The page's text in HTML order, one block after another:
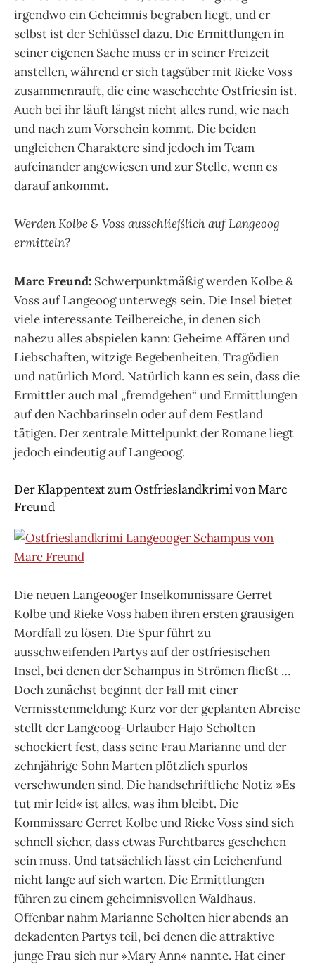
irgendwo ein Geheimnis begraben liegt, und er
selbst ist der Schlüssel dazu. Die Ermittlungen in
seiner eigenen Sache muss er in seiner Freizeit
anstellen, während er sich tagsüber mit Rieke Voss
zusammenrauft, die eine waschechte Ostfriesin ist.
Auch bei ihr läuft längst nicht alles rund, wie nach
und nach zum Vorschein kommt. Die beiden
ungleichen Charaktere sind jedoch im Team
aufeinander angewiesen und zur Stelle, wenn es
darauf ankommt.
Werden Kolbe & Voss ausschließlich auf Langeoog
ermitteln?
Marc Freund: Schwerpunktmäßig werden Kolbe &
Voss auf Langeoog unterwegs sein. Die Insel bietet
viele interessante Teilbereiche, in denen sich
nahezu alles abspielen kann: Geheime Affären und
Liebschaften, witzige Begebenheiten, Tragödien
und natürlich Mord. Natürlich kann es sein, dass die
Ermittler auch mal „fremdgehen“ und Ermittlungen
auf den Nachbarinseln oder auf dem Festland
tätigen. Der zentrale Mittelpunkt der Romane liegt
jedoch eindeutig auf Langeoog.
Der Klappentext zum Ostfrieslandkrimi von Marc
Freund
Die neuen Langeooger Inselkommissare Gerret
Kolbe und Rieke Voss haben ihren ersten grausigen
Mordfall zu lösen. Die Spur führt zu
ausschweifenden Partys auf der ostfriesischen
Insel, bei denen der Schampus in Strömen fließt …
Doch zunächst beginnt der Fall mit einer
Vermisstenmeldung: Kurz vor der geplanten Abreise
stellt der Langeoog-Urlauber Hajo Scholten
schockiert fest, dass seine Frau Marianne und der
zehnjährige Sohn Marten plötzlich spurlos
verschwunden sind. Die handschriftliche Notiz »Es
tut mir leid« ist alles, was ihm bleibt. Die
Kommissare Gerret Kolbe und Rieke Voss sind sich
schnell sicher, dass etwas Furchtbares geschehen
sein muss. Und tatsächlich lässt ein Leichenfund
nicht lange auf sich warten. Die Ermittlungen
führen zu einem geheimnisvollen Waldhaus.
Offenbar nahm Marianne Scholten hier abends an
dekadenten Partys teil, bei denen die attraktive
junge Frau sich nur »Mary Ann« nannte. Hat einer